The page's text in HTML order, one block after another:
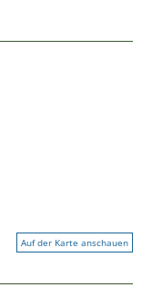
Auf der Karte anschauen